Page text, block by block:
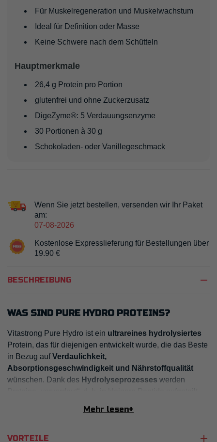
Für Muskelregeneration und Muskelwachstum
Ideal für Definition oder Masse
Keine Schwere nach dem Schütteln
Hauptmerkmale
26,4 g Protein pro Portion
glutenfrei und ohne Zuckerzusatz
DigeZyme®: 5 Verdauungsenzyme
30 Portionen à 30 g
Schokoladen- oder Vanillegeschmack
Wenn Sie jetzt bestellen, versenden wir Ihr Paket
am:
07-08-2026
Kostenlose Expresslieferung für Bestellungen über
19.90 €
BESCHREIBUNG remove
WAS SIND PURE HYDRO PROTEINS?
Vitastrong Pure Hydro ist ein ultrareines hydrolysiertes
Protein, das für diejenigen entwickelt wurde, die das Beste
in Bezug aufVerdaulichkeit,
Absorptionsgeschwindigkeit und Nährstoffqualität
wünschen. Dank des Hydrolyseprozesses werden
Mehr lesen+
VORTEILE add